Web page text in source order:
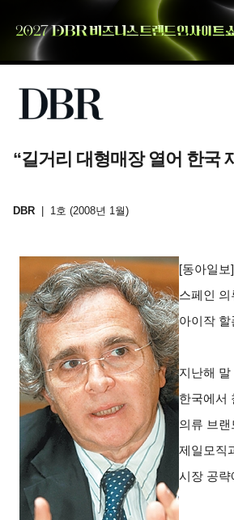
“길거리 대형매장 열어 한국
DBR 1호 (2008년 1월)
[동아일보]
스페인 의
아이작 할
지난해 말
한국에서
의류 브랜
제일모직
시장 공략